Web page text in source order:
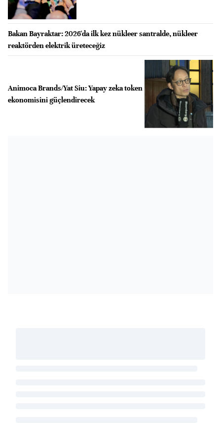
Bakan Bayraktar: 2026'da ilk kez nükleer santralde, nükleer
reaktörden elektrik üreteceğiz
Animoca Brands/Yat Siu: Yapay zeka token
ekonomisini güçlendirecek